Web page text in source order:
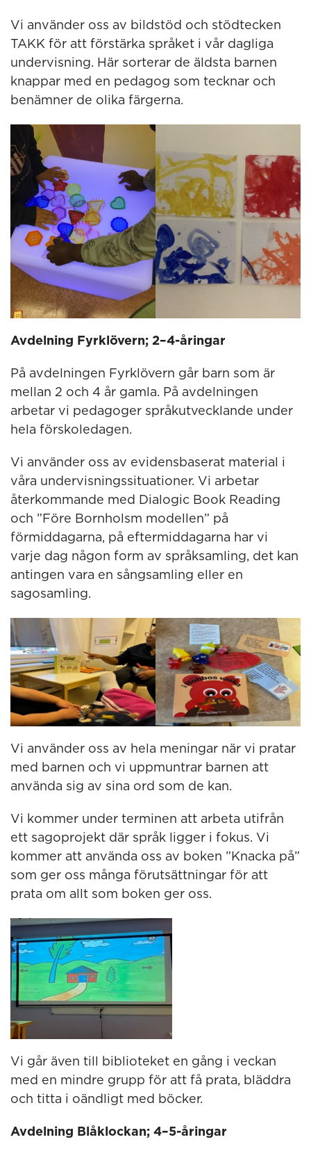
Vi använder oss av bildstöd och stödtecken
TAKK för att förstärka språket i vår dagliga
undervisning. Här sorterar de äldsta barnen
knappar med en pedagog som tecknar och
benämner de olika färgerna.
Avdelning Fyrklövern; 2–4-åringar
På avdelningen Fyrklövern går barn som är
mellan 2 och 4 år gamla. På avdelningen
arbetar vi pedagoger språkutvecklande under
hela förskoledagen.
Vi använder oss av evidensbaserat material i
våra undervisningssituationer. Vi arbetar
återkommande med Dialogic Book Reading
och ”Före Bornholsm modellen” på
förmiddagarna, på eftermiddagarna har vi
varje dag någon form av språksamling, det kan
antingen vara en sångsamling eller en
sagosamling.
Vi använder oss av hela meningar när vi pratar
med barnen och vi uppmuntrar barnen att
använda sig av sina ord som de kan.
Vi kommer under terminen att arbeta utifrån
ett sagoprojekt där språk ligger i fokus. Vi
kommer att använda oss av boken ”Knacka på”
som ger oss många förutsättningar för att
prata om allt som boken ger oss.
Vi går även till biblioteket en gång i veckan
med en mindre grupp för att få prata, bläddra
och titta i oändligt med böcker.
Avdelning Blåklockan; 4–5-åringar